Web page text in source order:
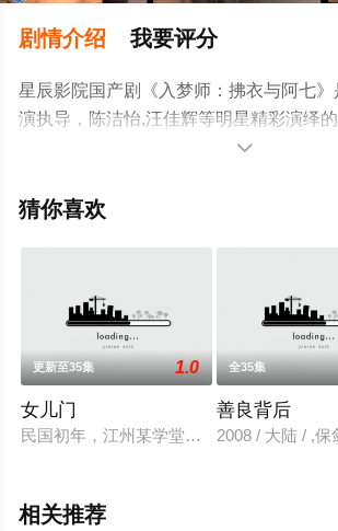
剧情介绍 我要评分
星辰影院国产剧《入梦师：拂衣与阿七
演执导，陈洁怡,汪佳辉等明星精彩演绎
剧，大结局剧情已揭晓（全24集），手机
步至豆瓣电视剧、电视猫或剧情网等平台

猜你喜欢
更新至35集 1.0
女儿门
民国初年，江州某学堂的学生苏文慧（佟
全35集
善良背后
2008 / 大陆 / ,
相关推荐